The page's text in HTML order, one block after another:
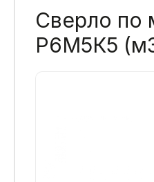
Сверло по
Р6М5К5